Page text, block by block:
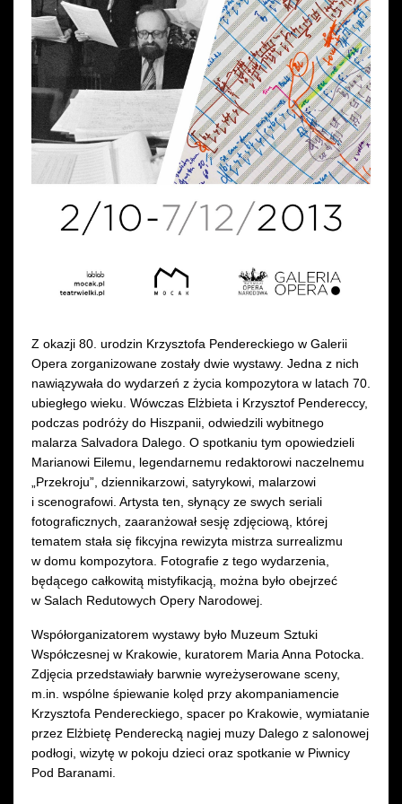
Z okazji 80. urodzin Krzysztofa Pendereckiego w Galerii
Opera zorganizowane zostały dwie wystawy. Jedna z nich
nawiązywała do wydarzeń z życia kompozytora w latach 70.
ubiegłego wieku. Wówczas Elżbieta i Krzysztof Pendereccy,
podczas podróży do Hiszpanii, odwiedzili wybitnego
malarza Salvadora Dalego. O spotkaniu tym opowiedzieli
Marianowi Eilemu, legendarnemu redaktorowi naczelnemu
„Przekroju”, dziennikarzowi, satyrykowi, malarzowi
i scenografowi. Artysta ten, słynący ze swych seriali
fotograficznych, zaaranżował sesję zdjęciową, której
tematem stała się fikcyjna rewizyta mistrza surrealizmu
w domu kompozytora. Fotografie z tego wydarzenia,
będącego całkowitą mistyfikacją, można było obejrzeć
w Salach Redutowych Opery Narodowej.
Współorganizatorem wystawy było Muzeum Sztuki
Współczesnej w Krakowie, kuratorem Maria Anna Potocka.
Zdjęcia przedstawiały barwnie wyreżyserowane sceny,
m.in. wspólne śpiewanie kolęd przy akompaniamencie
Krzysztofa Pendereckiego, spacer po Krakowie, wymiatanie
przez Elżbietę Penderecką nagiej muzy Dalego z salonowej
podłogi, wizytę w pokoju dzieci oraz spotkanie w Piwnicy
Pod Baranami.